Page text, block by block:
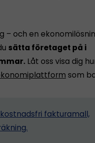
– och en
sätta företaget på i
Låt oss visa dig
som
fakturamall,